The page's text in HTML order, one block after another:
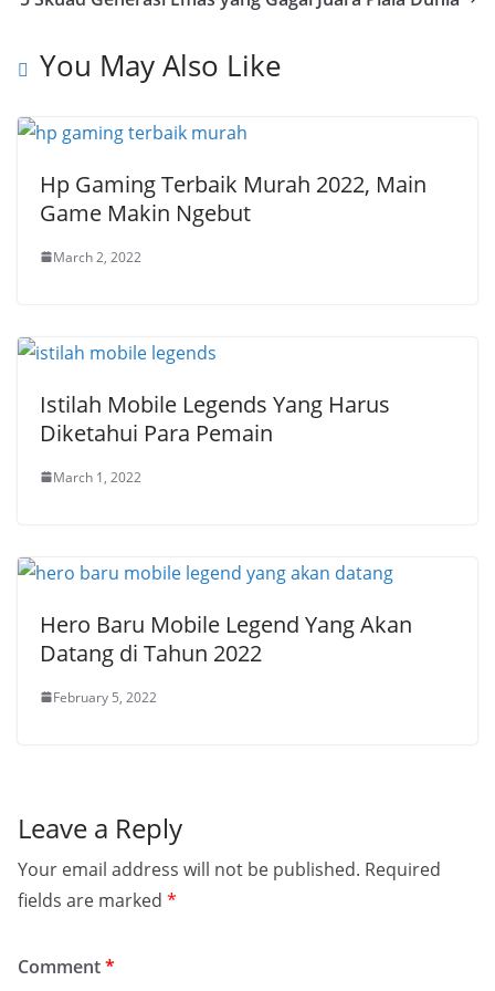
You May Also Like
Hp Gaming Terbaik Murah 2022, Main
Game Makin Ngebut
March 2, 2022
Istilah Mobile Legends Yang Harus
Diketahui Para Pemain
March 1, 2022
Hero Baru Mobile Legend Yang Akan
Datang di Tahun 2022
February 5, 2022
Leave a Reply
Your email address will not be published. Required
fields are marked *
Comment*